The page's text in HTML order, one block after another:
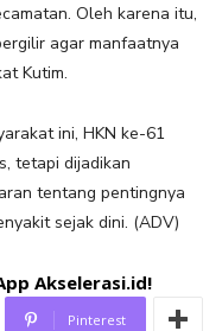
Oleh karena itu,
agar manfaatnya
Kutim.
ini, HKN ke-61
tetapi dijadikan
tentang pentingnya
sejak dini. (ADV)
Akselerasi.id!
Pinterest